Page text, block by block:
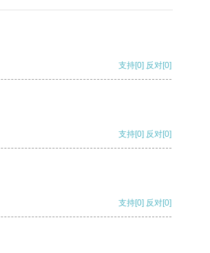
支持[0] 反对[0]
支持[0] 反对[0]
支持[0] 反对[0]